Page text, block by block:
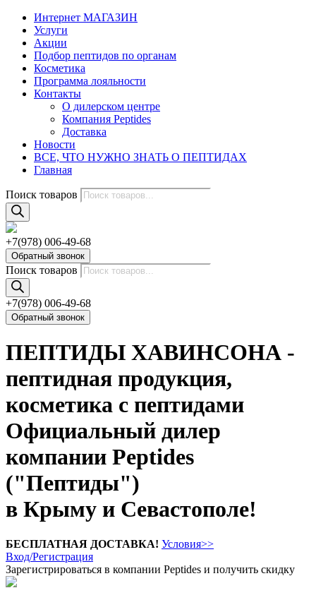
Интернет МАГАЗИН
Услуги
Акции
Подбор пептидов по органам
Косметика
Программа лояльности
Контакты
О дилерском центре
Компания Peptides
Доставка
Новости
ВСЕ, ЧТО НУЖНО ЗНАТЬ О ПЕПТИДАХ
Главная
Поиск товаров
+7(978) 006-49-68
Обратный звонок
Поиск товаров
+7(978) 006-49-68
Обратный звонок
ПЕПТИДЫ ХАВИНСОНА -
пептидная продукция,
косметика с пептидами
Официальный дилер
компании Peptides
("Пептиды")
в Крыму и Севастополе!
БЕСПЛАТНАЯ ДОСТАВКА! Условия>>
Вход/Регистрация
Зарегистрироваться в компании Peptides и получить скидку